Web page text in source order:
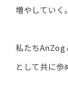
増やしていく。
私たちAnZog
と​して共に​歩